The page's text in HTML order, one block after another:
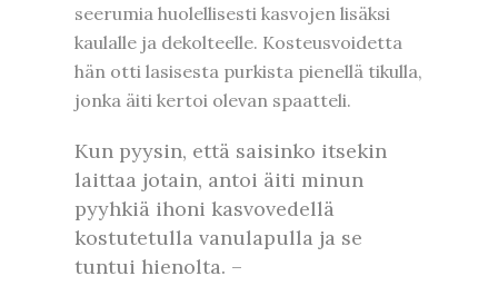
seerumia huolellisesti kasvojen lisäksi
kaulalle ja dekolteelle. Kosteusvoidetta
hän otti lasisesta purkista pienellä tikulla,
jonka äiti kertoi olevan spaatteli.
Kun pyysin, että saisinko itsekin
laittaa jotain, antoi äiti minun
pyyhkiä ihoni kasvovedellä
kostutetulla vanulapulla ja se
tuntui hienolta. –